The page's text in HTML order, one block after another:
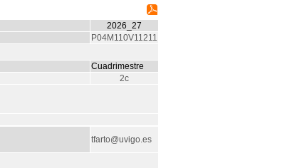
2026_27
P04M110V11211
Cuadrimestre
2c
tfarto@uvigo.es